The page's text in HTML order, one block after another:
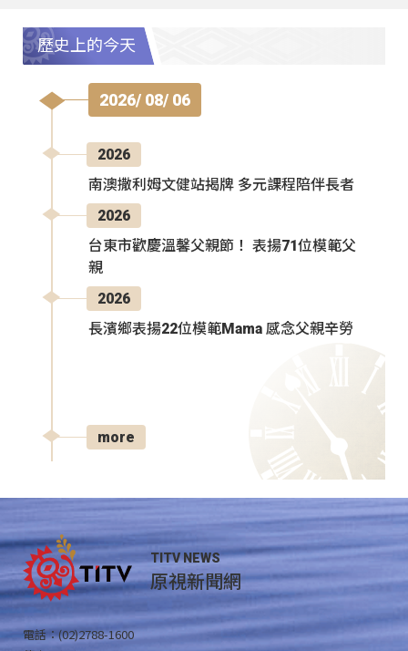
歷史上的今天
2026/ 08/ 06
2026
南澳撒利姆文健站揭牌 多元課程陪伴長者
2026
台東市歡慶溫馨父親節！ 表揚71位模範父
親
2026
長濱鄉表揚22位模範Mama 感念父親辛勞
more
TITV NEWS
原視新聞網
電話：(02)2788-1600